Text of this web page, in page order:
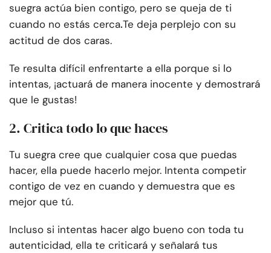
suegra actúa bien contigo, pero se queja de ti
cuando no estás cerca.Te deja perplejo con su
actitud de dos caras.
Te resulta difícil enfrentarte a ella porque si lo
intentas, ¡actuará de manera inocente y demostrará
que le gustas!
2. Critica todo lo que haces
Tu suegra cree que cualquier cosa que puedas
hacer, ella puede hacerlo mejor. Intenta competir
contigo de vez en cuando y demuestra que es
mejor que tú.
Incluso si intentas hacer algo bueno con toda tu
autenticidad, ella te criticará y señalará tus